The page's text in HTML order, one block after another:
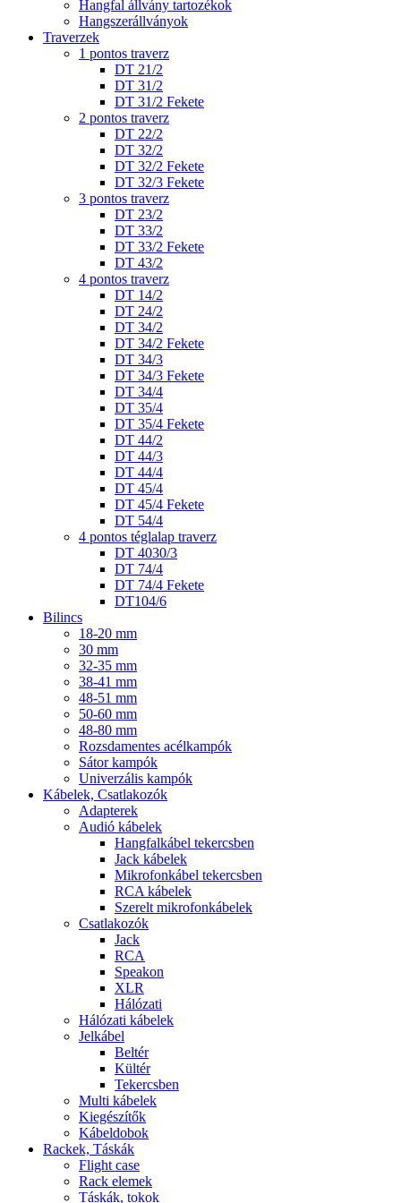
Hangfal állvány tartozékok
Hangszerállványok
Traverzek
1 pontos traverz
DT 21/2
DT 31/2
DT 31/2 Fekete
2 pontos traverz
DT 22/2
DT 32/2
DT 32/2 Fekete
DT 32/3 Fekete
3 pontos traverz
DT 23/2
DT 33/2
DT 33/2 Fekete
DT 43/2
4 pontos traverz
DT 14/2
DT 24/2
DT 34/2
DT 34/2 Fekete
DT 34/3
DT 34/3 Fekete
DT 34/4
DT 35/4
DT 35/4 Fekete
DT 44/2
DT 44/3
DT 44/4
DT 45/4
DT 45/4 Fekete
DT 54/4
4 pontos téglalap traverz
DT 4030/3
DT 74/4
DT 74/4 Fekete
DT104/6
Bilincs
18-20 mm
30 mm
32-35 mm
38-41 mm
48-51 mm
50-60 mm
48-80 mm
Rozsdamentes acélkampók
Sátor kampók
Univerzális kampók
Kábelek, Csatlakozók
Adapterek
Audió kábelek
Hangfalkábel tekercsben
Jack kábelek
Mikrofonkábel tekercsben
RCA kábelek
Szerelt mikrofonkábelek
Csatlakozók
Jack
RCA
Speakon
XLR
Hálózati
Hálózati kábelek
Jelkábel
Beltér
Kültér
Tekercsben
Multi kábelek
Kiegészítők
Kábeldobok
Rackek, Táskák
Flight case
Rack elemek
Táskák, tokok